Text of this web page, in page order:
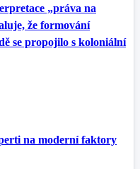
„práva na
že formování
se propojilo s koloniální
na moderní faktory